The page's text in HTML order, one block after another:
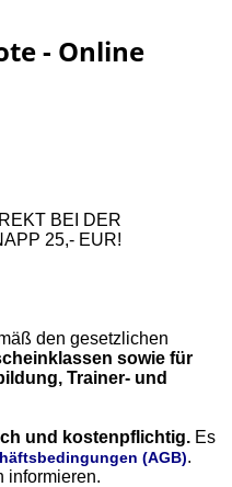
- Online
BEI DER
25,- EUR!
den gesetzlichen
sowie für
Trainer- und
und kostenpflichtig. Es
(AGB).
informieren.